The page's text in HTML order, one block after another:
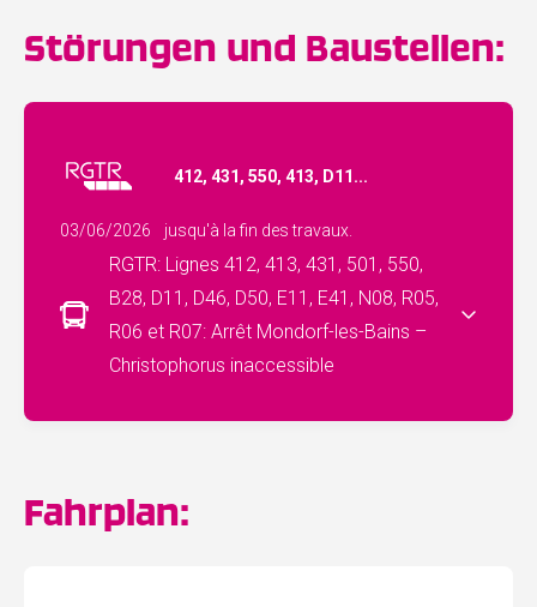
Störungen und Baustellen:
412, 431, 550, 413, D11...
03/06/2026 jusqu'à la fin des travaux.
RGTR: Lignes 412, 413, 431, 501, 550,
B28, D11, D46, D50, E11, E41, N08, R05,
R06 et R07: Arrêt Mondorf-les-Bains –
Christophorus inaccessible
Fahrplan: